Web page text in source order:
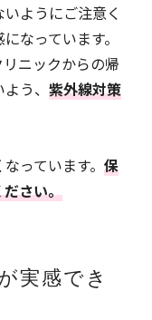
ようにご注意く
なっています。
ニックからの帰
う、 紫外線対策
っています。 保
さい。
実感でき